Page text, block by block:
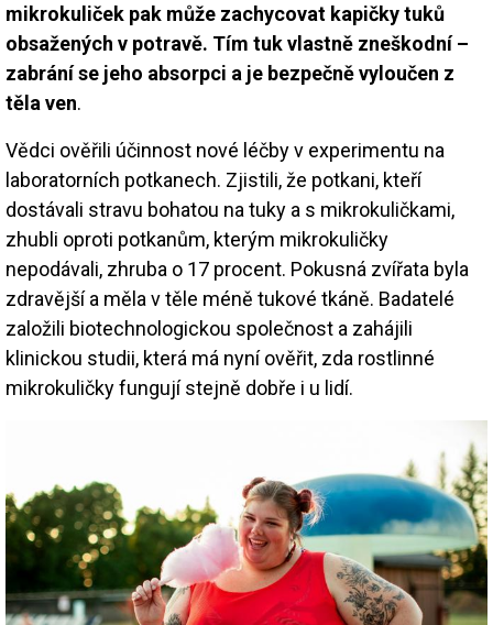
mikrokuliček pak může zachycovat kapičky tuků
obsažených v potravě. Tím tuk vlastně zneškodní –
zabrání se jeho absorpci a je bezpečně vyloučen z
těla ven.
Vědci ověřili účinnost nové léčby v experimentu na
laboratorních potkanech. Zjistili, že potkani, kteří
dostávali stravu bohatou na tuky a s mikrokuličkami,
zhubli oproti potkanům, kterým mikrokuličky
nepodávali, zhruba o 17 procent. Pokusná zvířata byla
zdravější a měla v těle méně tukové tkáně. Badatelé
založili biotechnologickou společnost a zahájili
klinickou studii, která má nyní ověřit, zda rostlinné
mikrokuličky fungují stejně dobře i u lidí.